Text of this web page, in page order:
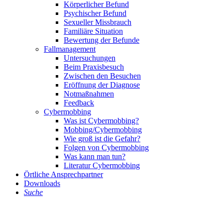
Körperlicher Befund
Psychischer Befund
Sexueller Missbrauch
Familiäre Situation
Bewertung der Befunde
Fallmanagement
Untersuchungen
Beim Praxisbesuch
Zwischen den Besuchen
Eröffnung der Diagnose
Notmaßnahmen
Feedback
Cybermobbing
Was ist Cybermobbing?
Mobbing/Cybermobbing
Wie groß ist die Gefahr?
Folgen von Cybermobbing
Was kann man tun?
Literatur Cybermobbing
Örtliche Ansprechpartner
Downloads
Suche